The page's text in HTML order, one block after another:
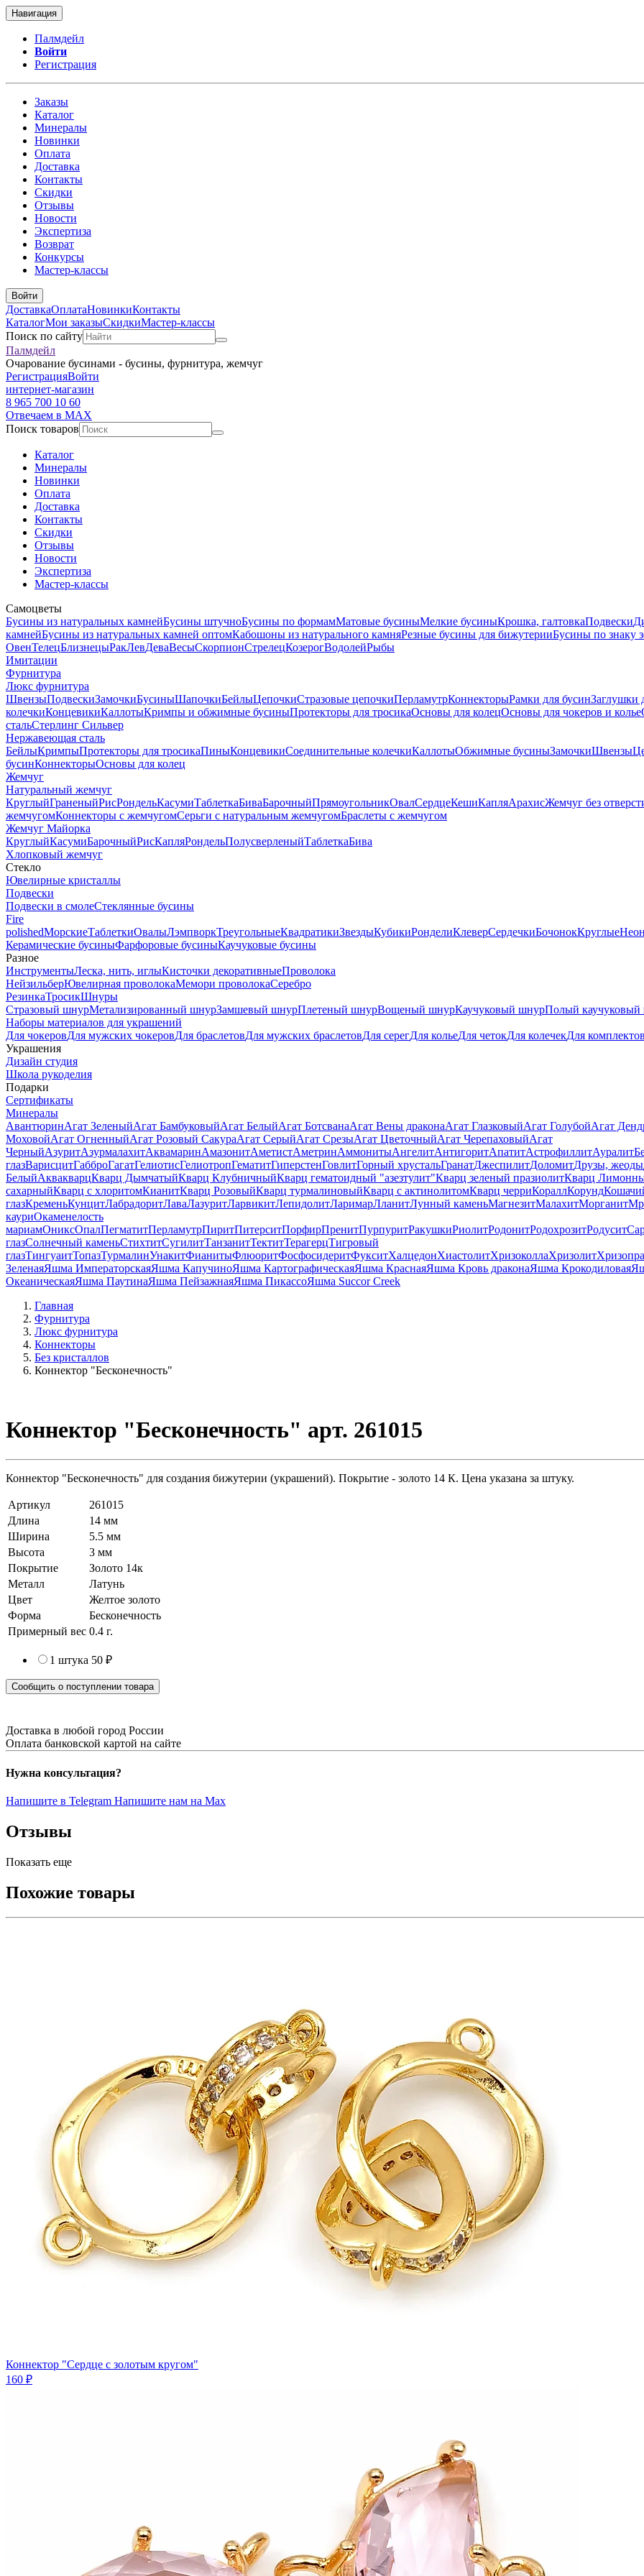
Навигация
Палмдейл
Войти
Регистрация
Заказы
Каталог
Минералы
Новинки
Оплата
Доставка
Контакты
Скидки
Отзывы
Новости
Экспертиза
Возврат
Конкурсы
Мастер-классы
Войти
ДоставкаОплатаНовинкиКонтакты
КаталогМои заказыСкидкиМастер-классы
Поиск по сайту
Палмдейл
Очарование бусинами - бусины, фурнитура, жемчуг
РегистрацияВойти
интернет-магазин
8 965 700 10 60
Отвечаем в MAX
Поиск товаров
Каталог
Минералы
Новинки
Оплата
Доставка
Контакты
Скидки
Отзывы
Новости
Экспертиза
Мастер-классы
Самоцветы
Бусины из натуральных камнейБусины штучноБусины по формамМатовые бусиныМелкие бусиныКрошка, галтовкаПодвески
камнейБусины из натуральных камней оптомКабошоны из натурального камняРезные бусины для бижутерииБусины по знаку
ОвенТелецБлизнецыРакЛевДеваВесыСкорпионСтрелецКозерогВодолейРыбы
Имитации
Фурнитура
Люкс фурнитура
ШвензыПодвескиЗамочкиБусиныШапочкиБейлыЦепочкиСтразовые цепочкиПерламутрКоннекторыРамки для бусинЗаглушки
колечкиКонцевикиКаллотыКримпы и обжимные бусиныПротекторы для тросикаОсновы для колецОсновы для чокеров и колье
стальСтерлинг Сильвер
Нержавеющая сталь
БейлыКримпыПротекторы для тросикаПиныКонцевикиСоединительные колечкиКаллотыОбжимные бусиныЗамочкиШвензы
бусинКоннекторыОсновы для колец
Жемчуг
Натуральный жемчуг
КруглыйГраненыйРисРондельКасумиТаблеткаБиваБарочныйПрямоугольникОвалСердцеКешиКапляАрахисЖемчуг без
жемчугомКоннекторы с жемчугомСерьги с натуральным жемчугомБраслеты с жемчугом
Жемчуг Майорка
КруглыйКасумиБарочныйРисКапляРондельПолусверленыйТаблеткаБива
Хлопковый жемчуг
Стекло
Ювелирные кристаллы
Подвески
Подвески в смолеСтеклянные бусины
Fire
polishedМорскиеТаблеткиОвалыЛэмпворкТреугольныеКвадратикиЗвездыКубикиРонделиКлеверСердечкиБочонокКруглые
Керамические бусиныФарфоровые бусиныКаучуковые бусины
Разное
ИнструментыЛеска, нить, иглыКисточки декоративныеПроволока
НейзильберЮвелирная проволокаМемори проволокаСеребро
РезинкаТросикШнуры
Стразовый шнурМетализированный шнурЗамшевый шнурПлетеный шнурВощеный шнурКаучуковый шнурПолый
Наборы материалов для украшений
Для чокеровДля мужских чокеровДля браслетовДля мужских браслетовДля серегДля кольеДля четокДля колечекДля
Украшения
Дизайн студия
Школа рукоделия
Подарки
Сертификаты
Минералы
АвантюринАгат ЗеленыйАгат БамбуковыйАгат БелыйАгат БотсванаАгат Вены драконаАгат ГлазковыйАгат ГолубойАгат
МоховойАгат ОгненныйАгат Розовый СакураАгат СерыйАгат СрезыАгат ЦветочныйАгат ЧерепаховыйАгат
ЧерныйАзуритАзурмалахитАквамаринАмазонитАметистАметринАммонитыАнгелитАнтигоритАпатитАстрофиллитАуралит
глазВарисцитГабброГагатГелиотисГелиотропГематитГиперстенГовлитГорный хрустальГранатДжеспилитДоломитДрузы, жеоды
БелыйАквакварцКварц ДымчатыйКварц КлубничныйКварц гематоидный "азезтулит"Кварц зеленый празиолитКварц
сахарныйКварц с хлоритомКианитКварц РозовыйКварц турмалиновыйКварц с актинолитомКварц черриКораллКорунд
глазКременьКунцитЛабрадоритЛаваЛазуритЛарвикитЛепидолитЛаримарЛланитЛунный каменьМагнезитМалахитМорганит
кауриОкаменелость
мариамОниксОпалПегматитПерламутрПиритПитерситПорфирПренитПурпуритРакушкиРиолитРодонитРодохрозитРодусит
глазСолнечный каменьСтихтитСугилитТанзанитТектитТерагерцТигровый
глазТингуаитТопазТурмалинУнакитФианитыФлюоритФосфосидеритФукситХалцедонХиастолитХризоколлаХризолит
ЗеленаяЯшма ИмператорскаяЯшма КапучиноЯшма КартографическаяЯшма КраснаяЯшма Кровь драконаЯшма Крокодиловая
ОкеаническаяЯшма ПаутинаЯшма ПейзажнаяЯшма ПикассоЯшма Succor Creek
Главная
Фурнитура
Люкс фурнитура
Коннекторы
Без кристаллов
Коннектор "Бесконечность"
Коннектор "Бесконечность" арт. 261015
Коннектор "Бесконечность" для создания бижутерии (украшений). Покрытие - золото 14 К. Цена указана за штуку.
1 штука50 ₽
Сообщить о поступлении товара
Доставка в любой город России
Оплата банковской картой на сайте
Нужна консультация?
Напишите в TelegramНапишите нам на Max
Отзывы